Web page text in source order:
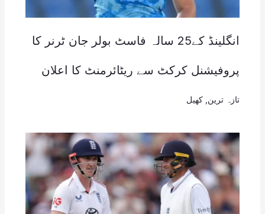
انگلینڈ کے25 سالہ فاسٹ بولر جان ٹرنر کا
پروفیشنل کرکٹ سے ریٹائرمنٹ کا اعلان
تازہ ترین کھیل